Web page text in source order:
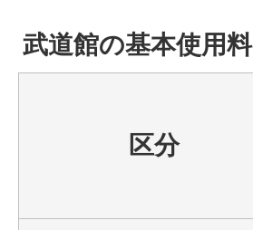
武道館の基本使用料
区分